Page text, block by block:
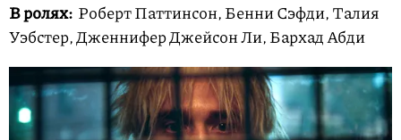
В ролях: Роберт Паттинсон, Бенни Сэфди, Талия
Уэбстер, Дженнифер Джейсон Ли, Бархад Абди